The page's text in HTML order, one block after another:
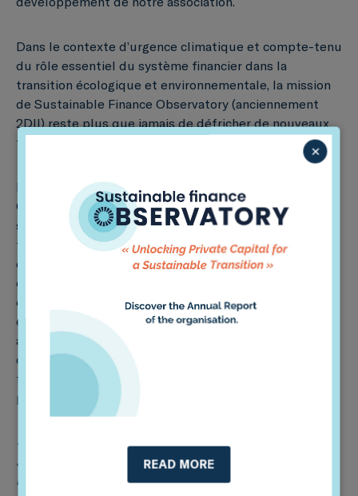
Dans le contexte d’urgence climatique et compte-tenu
du rôle essentiel du système financier dans la
transition écologique et environnementale, la mission
de Sustainable Finance Observatory (anciennement
2DII) reste plus que jamais de défricher de nouveaux
territoires.
Première femme à diriger Sustainable Finance
Observatory (anciennement 2DII), Hélène pourra
s’appuyer sur son expérience de 15 ans dans l’industrie
financière et la régulation. Sa formation et son
expérience en gestion des risques internationaux, sa
connaissance approfondie des mécanismes
décisionnels européens et des questions stratégiques
émergentes pour le secteur financier seront des
atouts précieux dans l’identification des nouveaux
outils et méthodes permettant aux institutions
financières de répondre à leurs enjeux climatiques et
plus largement environnementaux.
« Je suis heureuse et honorée de rejoindre l’équipe de
Sustainable Finance Observatory (anciennement 2DII),
dans un contexte où la finance durable s’est imposée
×
READ MORE